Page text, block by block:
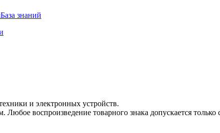
База знаний
и электронных устройств.
воспроизведение товарного знака допускается только